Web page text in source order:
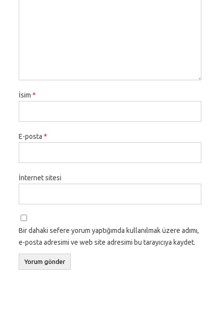
İsim *
E-posta *
İnternet sitesi
Bir dahaki sefere yorum yaptığımda kullanılmak üzere adımı,
e-posta adresimi ve web site adresimi bu tarayıcıya kaydet.